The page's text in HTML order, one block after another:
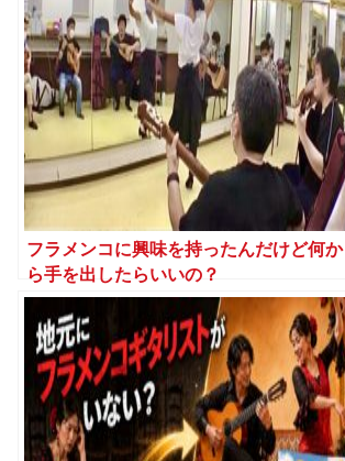
フラメンコに興味を持ったんだけど何か
ら手を出したらいいの？